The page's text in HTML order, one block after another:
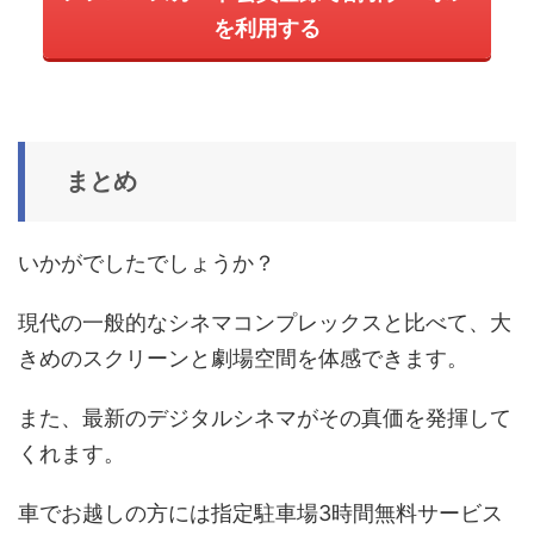
を利用する
まとめ
いかがでしたでしょうか？
現代の一般的なシネマコンプレックスと比べて、大
きめのスクリーンと劇場空間を体感できます。
また、最新のデジタルシネマがその真価を発揮して
くれます。
車でお越しの方には指定駐車場3時間無料サービス